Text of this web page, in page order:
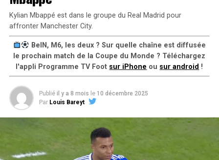
Kylian Mbappé est dans le groupe du Real Madrid pour
affronter Manchester City.
BeIN, M6, les deux ? Sur quelle chaîne est diffusée
le prochain match de la Coupe du Monde ? Téléchargez
l'appli Programme TV Foot sur iPhone ou sur android !
Publié il y a 8 mois le 10 décembre 2025
Par Louis Bareyt